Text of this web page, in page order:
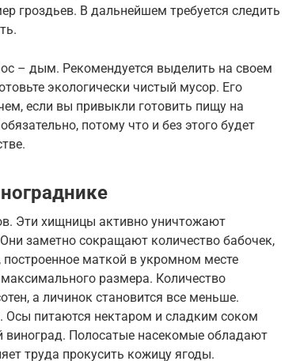
гроздьев. В дальнейшем требуется следить
– дым. Рекомендуется выделить на своем
экологически чистый мусор. Его
если вы привыкли готовить пищу на
потому что и без этого будет
Эти хищницы активно уничтожают
заметно сокращают количество бабочек,
построенное маткой в укромном месте
размера. Количество
а личинок становится все меньше.
Осы питаются нектаром и сладким соком
виноград. Полосатые насекомые обладают
труда прокусить кожицу ягоды.